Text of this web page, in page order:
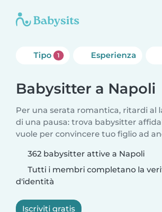
Tipo 1 Esperienza
Babysitter a Napoli
Per una serata romantica, ritardi al
di una pausa: trova babysitter
vuole per convincere tuo figlio ad
362 babysitter attive a Napoli
Tutti i membri completano la
d'identità
Iscriviti gratis